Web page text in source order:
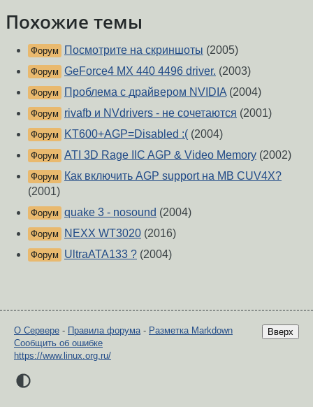
Похожие темы
Форум Посмотрите на скриншоты (2005)
Форум GeForce4 MX 440 4496 driver. (2003)
Форум Проблема с драйвером NVIDIA (2004)
Форум rivafb и NVdrivers - не сочетаются (2001)
Форум KT600+AGP=Disabled :( (2004)
Форум ATI 3D Rage IIC AGP & Video Memory (2002)
Форум
Как включить AGP support на MB CUV4X?
(2001)
Форум quake 3 - nosound (2004)
Форум NEXX WT3020 (2016)
Форум UltraATA133 ? (2004)
Вверх
О Сервере - Правила форума- Разметка Markdown
Сообщить об ошибке
https://www.linux.org.ru/